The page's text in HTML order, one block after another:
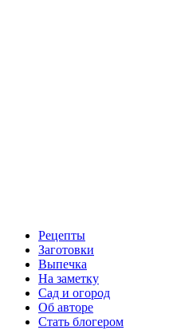
Рецепты
Заготовки
Выпечка
На заметку
Сад и огород
Об авторе
Стать блогером